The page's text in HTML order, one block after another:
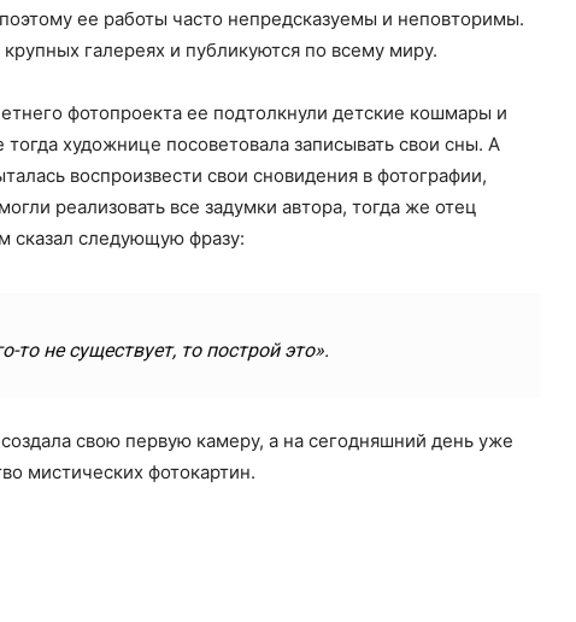
ее работы часто непредсказуемы и неповторимы.
галереях и публикуются по всему миру.
фотопроекта ее подтолкнули детские кошмары и
художнице посоветовала записывать свои сны. А
воспроизвести свои сновидения в фотографии,
реализовать все задумки автора, тогда же отец
сказал следующую фразу:
то не существует, то построй это».
свою первую камеру, а на сегодняшний день уже
мистических фотокартин.